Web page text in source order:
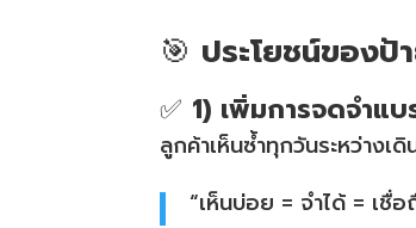
🎯 ประโยชน์ของ
✅ 1) เพิ่มการจดจำแ
ลูกค้าเห็นซ้ำทุกวันระหว่างเดิ
“เห็นบ่อย = จำได้ = เชื่